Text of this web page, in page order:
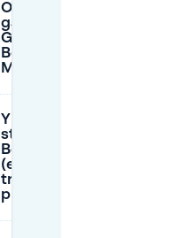
Où puis-je me
garer près de
Gedenkstätte
Berliner
Mauer ?
Y a-t-il un
stationnement au
Besucherzentrum
(et est-il facile de
trouver une
place) ?